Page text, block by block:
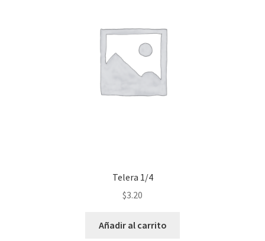
Telera 1/4
$3.20
Añadir al carrito